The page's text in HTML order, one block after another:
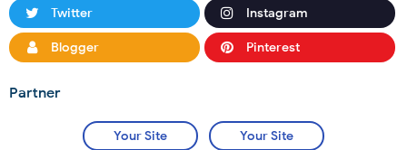
Twitter Instagram
Blogger Pinterest
Partner
Your Site Your Site